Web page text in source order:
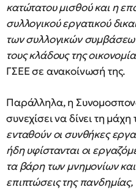
κατώτατου μισθού και η
συλλογικού εργατικού
των συλλογικών
τους κλάδους της
ΓΣΕΕ σε ανακοίνωσή της.
Παράλληλα, η
συνεχίσει να δίνει τη μάχη
ενταθούν οι συνθήκες
ήδη υφίστανται οι
τα βάρη των μνημονίων και
επιπτώσεις της